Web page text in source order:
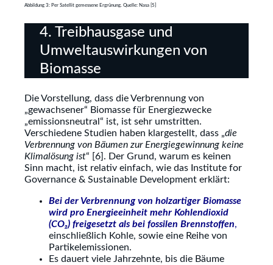
Abbildung 3: Per Satellit gemessene Ergrünung. Quelle: Nasa [5]
4. Treibhausgase und
Umweltauswirkungen von
Biomasse
Die Vorstellung, dass die Verbrennung von
„gewachsener“ Biomasse für Energiezwecke
„emissionsneutral“ ist, ist sehr umstritten.
Verschiedene Studien haben klargestellt, dass „die
Verbrennung von Bäumen zur Energiegewinnung keine
Klimalösung ist“ [6]. Der Grund, warum es keinen
Sinn macht, ist relativ einfach, wie das Institute for
Governance & Sustainable Development erklärt:
Bei der Verbrennung von holzartiger Biomasse
wird pro Energieeinheit mehr Kohlendioxid
(CO₂) freigesetzt als bei fossilen Brennstoffen,
einschließlich Kohle, sowie eine Reihe von
Partikelemissionen.
Es dauert viele Jahrzehnte, bis die Bäume